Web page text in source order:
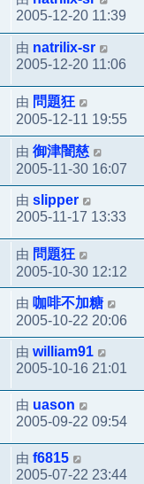
2005-12-20 11:39
由 natrilix-sr
2005-12-20 11:06
由 問題狂
2005-12-11 19:55
由 御津闇慈
2005-11-30 16:07
由 slipper
2005-11-17 13:33
由 問題狂
2005-10-30 12:12
由 咖啡不加糖
2005-10-22 20:06
由 william91
2005-10-16 21:01
由 uason
2005-09-22 09:54
由 f6815
2005-07-22 23:44